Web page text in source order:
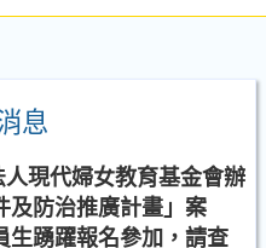
息
現代婦女教育基金會辦
及防治推廣計畫」案
生踴躍報名參加，請查